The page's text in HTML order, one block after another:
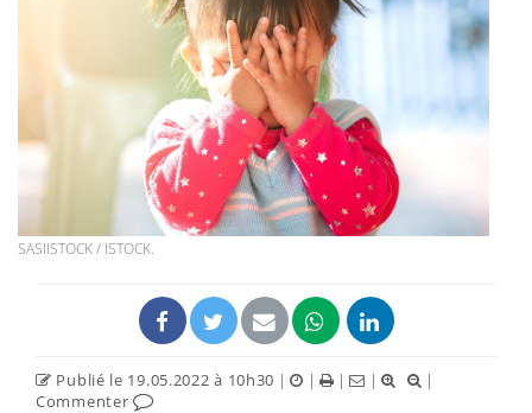
SASIISTOCK / ISTOCK.
Publié le 19.05.2022 à 10h30 | | | |
|
Commenter